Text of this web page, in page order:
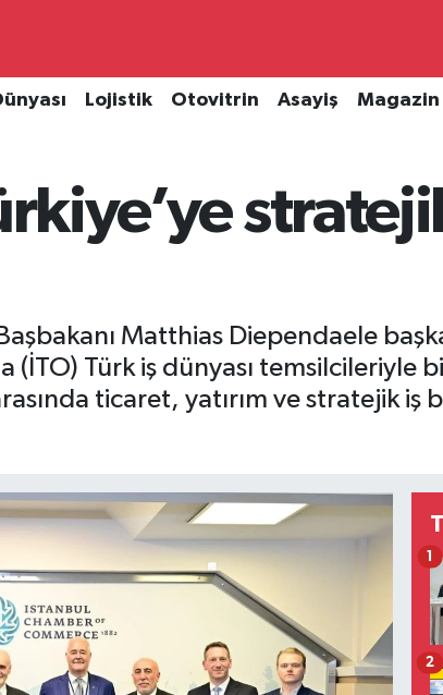
Lojistik Otovitrin Asayiş Magazin
Matthias Diependaele
(İTO) Türk iş dünyası temsilcileriyle
ticaret, yatırım ve stratejik iş
1
2